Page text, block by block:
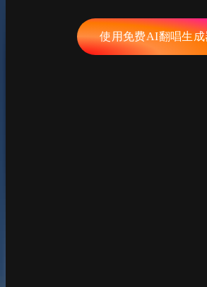
使用免费AI翻唱生成